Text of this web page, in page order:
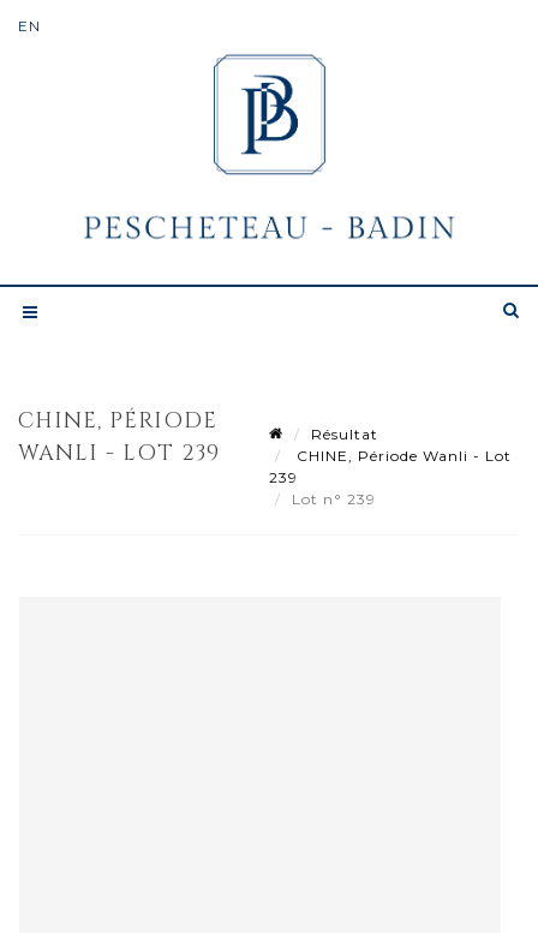
CHINE, PÉRIODE
WANLI - LOT 239
Résultat
CHINE, Période Wanli - Lot
239
Lot n° 239